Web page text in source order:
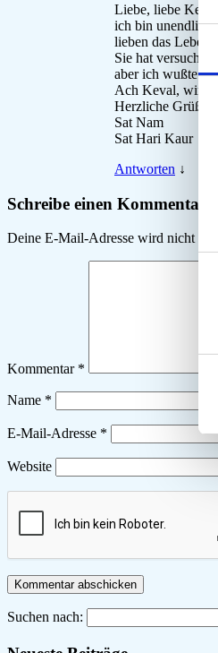
Liebe, liebe Keval,
ich bin unendlich
lieben das Leben
Sie hat versucht,
aber ich wußte ja
Ach Keval, wir
Herzliche Grüße
Sat Nam
Sat Hari Kaur
Antworten ↓
Schreibe einen Kommentar
Deine E-Mail-Adresse wird nicht
Kommentar *
Name *
E-Mail-Adresse *
Website
Suchen nach: